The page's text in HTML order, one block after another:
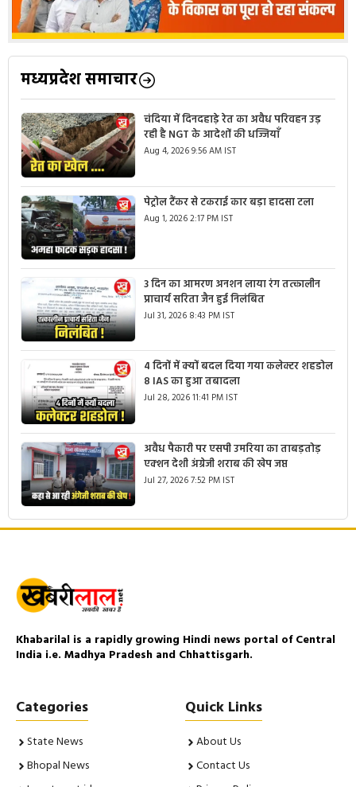
मध्यप्रदेश समाचार
चंदिया में दिनदहाड़े रेत का अवैध परिवहन उड़
रही है NGT के आदेशों की धज्जियाँ
Aug 4, 2026 9:56 AM IST
पेट्रोल टैंकर से टकराई कार बड़ा हादसा टला
Aug 1, 2026 2:17 PM IST
3 दिन का आमरण अनशन लाया रंग तत्कालीन
प्राचार्य सरिता जैन हुई निलंबित
Jul 31, 2026 8:43 PM IST
4 दिनों में क्यों बदल दिया गया कलेक्टर शहडोल
8 IAS का हुआ तबादला
Jul 28, 2026 11:41 PM IST
अवैध पैकारी पर एसपी उमरिया का ताबड़तोड़
एक्शन देशी अंग्रेजी शराब की खेप जप्त
Jul 27, 2026 7:52 PM IST
Khabarilal is a rapidly growing Hindi news portal of Central
India i.e. Madhya Pradesh and Chhattisgarh.
Categories
State News
Bhopal News
Quick Links
About Us
Contact Us